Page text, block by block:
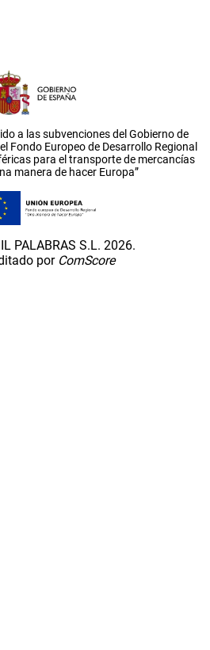
a las subvenciones del Gobierno de
Fondo Europeo de Desarrollo Regional
para el transporte de mercancías
manera de hacer Europa”
PALABRAS S.L. 2026.
por ComScore